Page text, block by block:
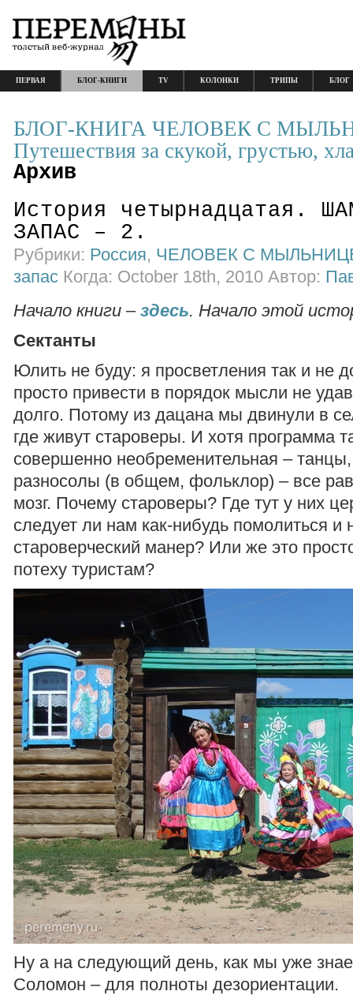
ПЕРВАЯ БЛОГ-КНИГИ TV КОЛОНКИ ТРИПЫ БЛОГ
БЛОГ-КНИГА ЧЕЛОВЕК С
Путешествия за скукой, грустью,
Архив
История четырнадцатая.
ЗАПАС – 2.
Рубрики: Россия, ЧЕЛОВЕК С
запас Когда: October 18th, 2010 Автор:
Начало книги – здесь. Начало этой
Сектанты
Юлить не буду: я просветления так и не
просто привести в порядок мысли не
долго. Потому из дацана мы двинули в
где живут староверы. И хотя программа
совершенно необременительная –
разносолы (в общем, фольклор) – все
мозг. Почему староверы? Где тут у них
следует ли нам как-нибудь помолиться и
староверческий манер? Или же это
потеху туристам?
Ну а на следующий день, как мы уже
Соломон – для полноты дезориентации.